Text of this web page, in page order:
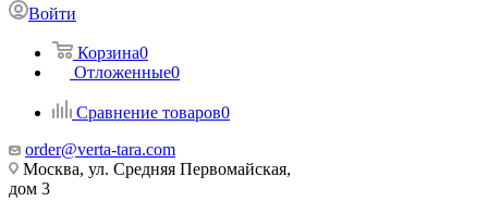
Войти
Корзина0
Отложенные0
Сравнение товаров0
order@verta-tara.com
Москва, ул. Средняя Первомайская,
дом 3